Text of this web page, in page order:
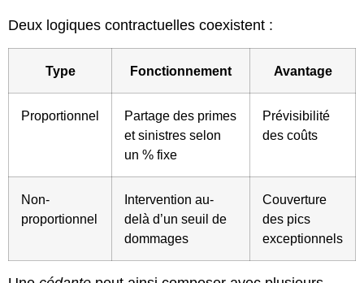
Deux logiques contractuelles coexistent :
Type Fonctionnement Avantage
Proportionnel
Partage des primes
et sinistres selon
un % fixe
Prévisibilité
des coûts
Non-
proportionnel
Intervention au-
delà d’un seuil de
dommages
Couverture
des pics
exceptionnels